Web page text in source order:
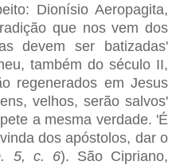
Dionísio Aeropagita,
que nos vem dos
devem ser batizadas'
também do século II,
regenerados em Jesus
velhos, serão salvos'
a mesma verdade. 'É
dos apóstolos, dar o
5, c. 6). São Cipriano,